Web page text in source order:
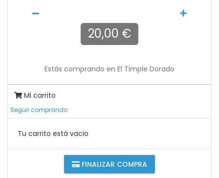
20,00 €
Estás comprando en El Timple Dorado
Mi carrito
Seguir comprando
Tu carrito está vacio
FINALIZAR COMPRA